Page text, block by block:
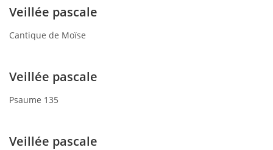
Veillée pascale
Cantique de Moïse
Veillée pascale
Psaume 135
Veillée pascale